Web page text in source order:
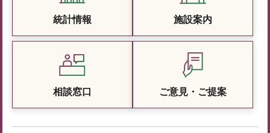
統計情報 施設案内
相談窓口 ご意見・ご提案